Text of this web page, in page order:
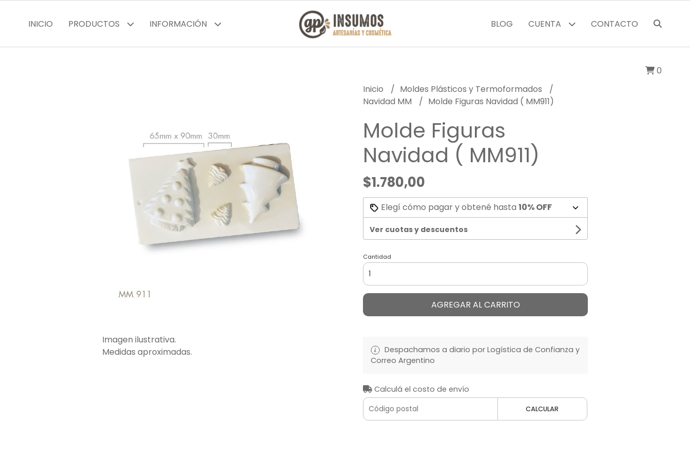
INICIO PRODUCTOS INFORMACIÓN BLOG CUENTA CONTACTO
0
Imagen ilustrativa.
Medidas aproximadas.
Inicio
Moldes Plásticos y Termoformados
Navidad MM
Molde Figuras Navidad ( MM911)
Molde Figuras
Navidad ( MM911)
$1.780,00
Elegí cómo pagar y obtené hasta 10% OFF
Ver cuotas y descuentos
Cantidad
AGREGAR AL CARRITO
Despachamos a diario por Logística de Confianza y
Correo Argentino
Calculá el costo de envío
CALCULAR